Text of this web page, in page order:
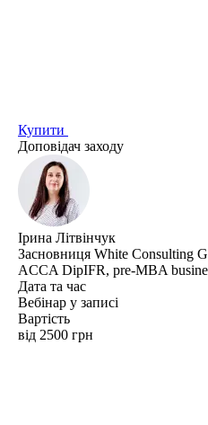
Купити
Доповідач заходу
Ірина Літвінчук
Засновниця White Consulting
ACCA DipIFR, pre-MBA
Дата та час
Вебінар у записі
Вартість
від 2500 грн